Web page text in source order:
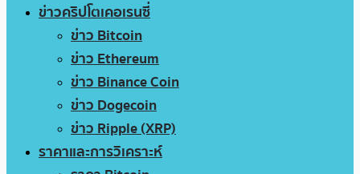
ข่าวคริปโตเคอเรนซี่
ข่าว Bitcoin
ข่าว Ethereum
ข่าว Binance Coin
ข่าว Dogecoin
ข่าว Ripple (XRP)
ราคาและการวิเคราะห์